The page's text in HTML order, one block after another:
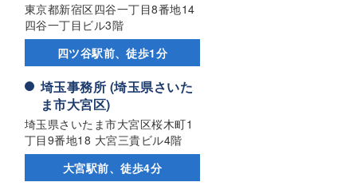
東京都新宿区四谷一丁目8番地14
四谷一丁目ビル3階
四ツ谷駅前、徒歩1分
埼玉事務所 (埼玉県さいた
ま市大宮区)
埼玉県さいたま市大宮区桜木町1
丁目9番地18 大宮三貴ビル4階
大宮駅前、徒歩4分